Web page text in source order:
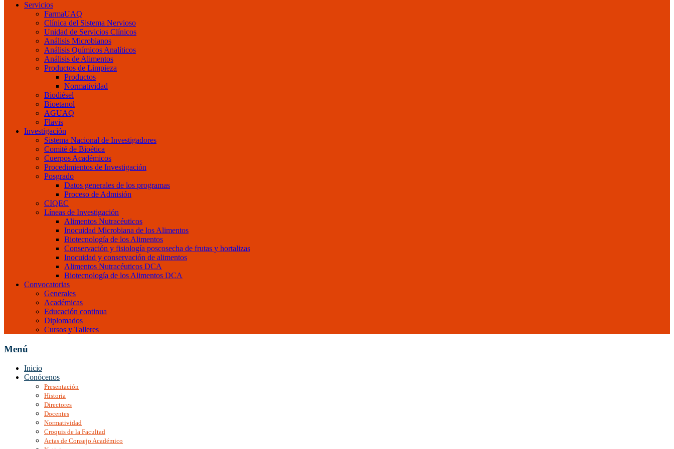
Servicios
FarmaUAQ
Clínica del Sistema Nervioso
Unidad de Servicios Clínicos
Análisis Microbianos
Análisis Químicos Analíticos
Análisis de Alimentos
Productos de Limpieza
Productos
Normatividad
Biodiésel
Bioetanol
AGUAQ
Flavis
Investigación
Sistema Nacional de Investigadores
Comité de Bioética
Cuerpos Académicos
Procedimientos de Investigación
Posgrado
Datos generales de los programas
Proceso de Admisión
CIQEC
Líneas de Investigación
Alimentos Nutracéuticos
Inocuidad Microbiana de los Alimentos
Biotecnología de los Alimentos
Conservación y fisiología poscosecha de frutas y hortalizas
Inocuidad y conservación de alimentos
Alimentos Nutracéuticos DCA
Biotecnología de los Alimentos DCA
Convocatorias
Generales
Académicas
Educación continua
Diplomados
Cursos y Talleres
Menú
Inicio
Conócenos
Presentación
Historia
Directores
Docentes
Normatividad
Croquis de la Facultad
Actas de Consejo Académico